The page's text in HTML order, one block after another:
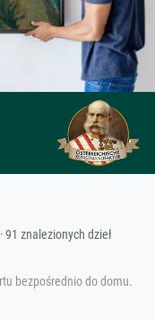
· 91 znalezionych dzieł
bezpośrednio do domu.